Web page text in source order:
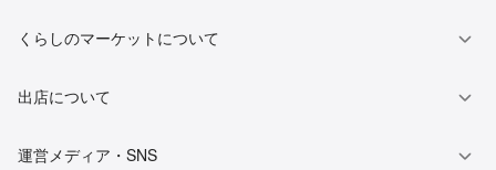
くらしのマーケットについて
出店について
運営メディア・SNS